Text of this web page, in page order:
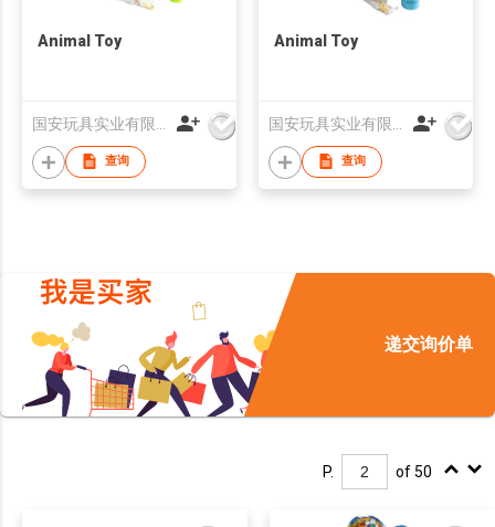
Animal Toy
查询
Animal Toy
查询
递交询价单
P. of 50